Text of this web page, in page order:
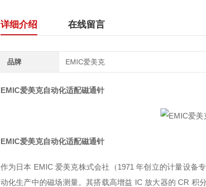
详细介绍 在线留言
品牌 EMIC爱美克
EMIC爱美克自动化适配磁通针
EMIC爱美克自动化适配磁通针
作为日本 EMIC 爱美克株式会社（1971 年创立的计量设备
动化生产中的磁场测量。其搭载高增益 IC 放大器的 CR 积